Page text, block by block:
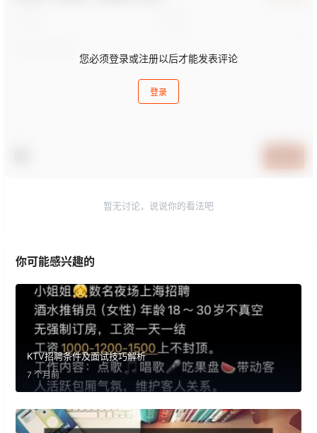
您必须登录或注册以后才能发表评论
登录
暂无讨论，说说你的看法吧
你可能感兴趣的
KTV招聘条件及面试技巧解析
7 个月前